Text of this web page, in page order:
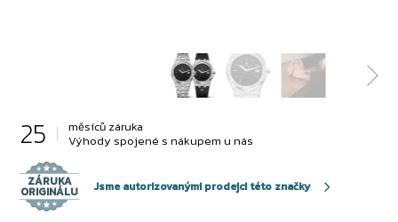
25
měsíců záruka
Výhody spojené s nákupem u nás
ZÁRUKA
ORIGINÁLU Jsme autorizovanými prodejci této značky